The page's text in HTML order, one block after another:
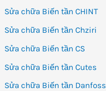
Sửa chữa Biến tần CHINT
Sửa chữa Biến tần Chziri
Sửa chữa Biến tần CS
Sửa chữa Biến tần Cutes
Sửa chữa Biến tần Danfoss